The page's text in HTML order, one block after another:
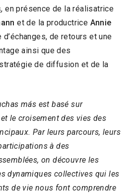
, en présence de la réalisatrice
et de la productrice Annie
d’échanges, de retours et une
ainsi que des
de diffusion et de la
más est basé sur
le croisement des vies des
Par leurs parcours, leurs
à des
on découvre les
dynamiques collectives qui les
de vie nous font comprendre